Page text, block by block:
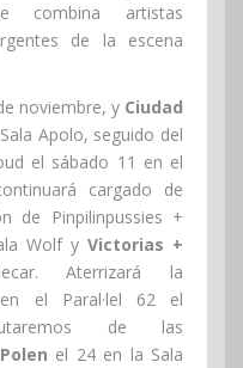
combina artistas
de la escena
noviembre, y Ciudad
Apolo, seguido del
el sábado 11 en el
cargado de
de Pinpilinpussies +
Wolf y Victorias +
Aterrizará la
el Paral·lel 62 el
de las
el 24 en la Sala